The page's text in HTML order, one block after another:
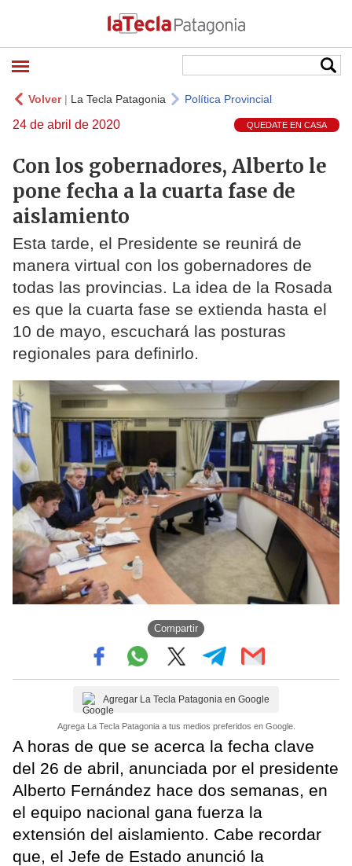
Volver| La Tecla Patagonia Política Provincial
24 de abril de 2020 QUEDATE EN CASA
Con los gobernadores, Alberto le
pone fecha a la cuarta fase de
aislamiento
Esta tarde, el Presidente se reunirá de
manera virtual con los gobernadores de
todas las provincias. La idea de la Rosada
es que la cuarta fase se extienda hasta el
10 de mayo, escuchará las posturas
regionales para definirlo.
Compartir
Agregar La Tecla Patagonia en Google
Agrega La Tecla Patagonia a tus medios preferidos en Google.
A horas de que se acerca la fecha clave
del 26 de abril, anunciada por el presidente
Alberto Fernández hace dos semanas, en
el equipo nacional gana fuerza la
extensión del aislamiento. Cabe recordar
que, el Jefe de Estado anunció la